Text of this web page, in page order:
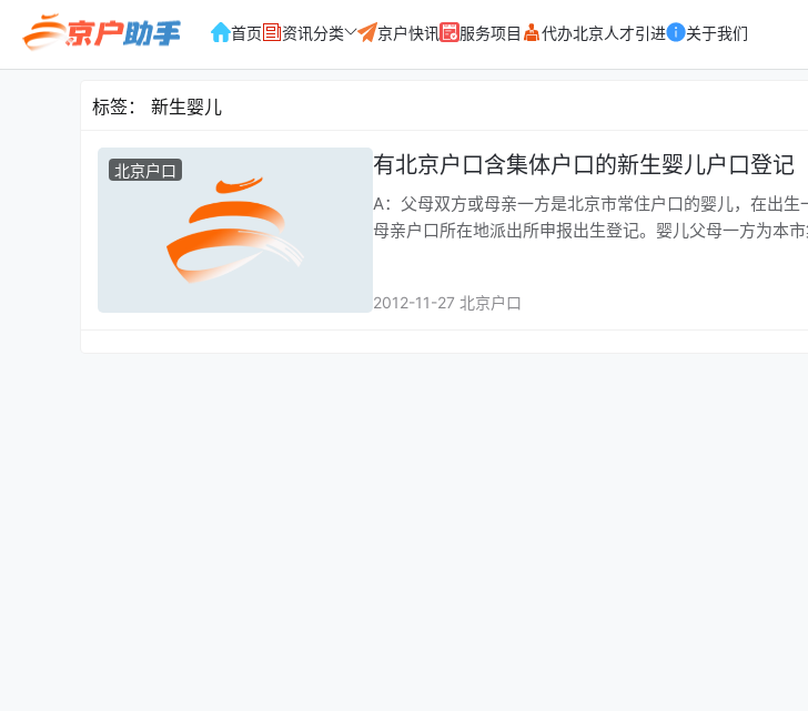
首页 资讯分类 京户快讯 服务项目 代办北京人才引进 关于我们
标签： 新生婴儿
北京户口 有北京户口含集体户口的新生婴儿户口登记
A：父母双方或母亲一方是北京市常住户口的婴儿，在出
母亲户口所在地派出所申报出生登记。婴儿父母一方为本
2012-11-27 北京户口